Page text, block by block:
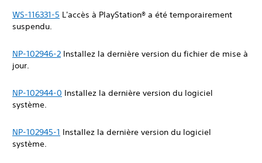
WS-116331-5 L'accès à PlayStation® a été temporairement
suspendu.
NP-102946-2 Installez la dernière version du fichier de mise à
jour.
NP-102944-0 Installez la dernière version du logiciel
système.
NP-102945-1 Installez la dernière version du logiciel
système.